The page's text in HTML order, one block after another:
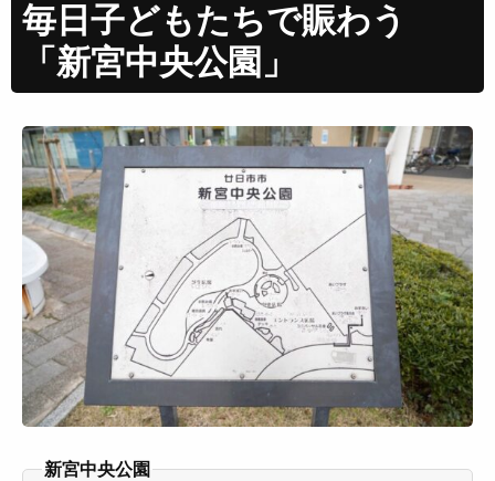
毎日子どもたちで賑わう
「新宮中央公園」
新宮中央公園